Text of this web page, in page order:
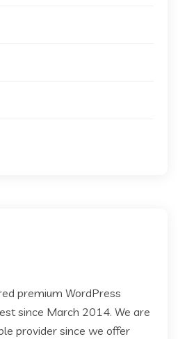
premium WordPress
since March 2014. We are
provider since we offer